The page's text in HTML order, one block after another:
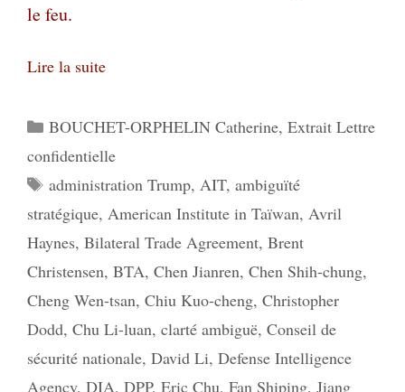
le feu.
Lire la suite
Catégories
BOUCHET-ORPHELIN Catherine, Extrait Lettre
confidentielle
Étiquettes
administration Trump, AIT, ambiguïté
stratégique, American Institute in Taïwan, Avril
Haynes, Bilateral Trade Agreement, Brent
Christensen, BTA, Chen Jianren, Chen Shih-chung,
Cheng Wen-tsan, Chiu Kuo-cheng, Christopher
Dodd, Chu Li-luan, clarté ambiguë, Conseil de
sécurité nationale, David Li, Defense Intelligence
Agency, DIA, DPP, Eric Chu, Fan Shiping, Jiang